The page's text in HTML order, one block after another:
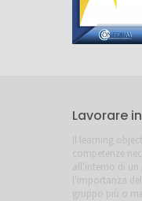
Lavorare
Il learning
competenze
all'interno di un
l'importanza
gruppo più o